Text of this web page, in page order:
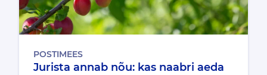
POSTIMEES
Jurista annab nõu: kas naabri aeda